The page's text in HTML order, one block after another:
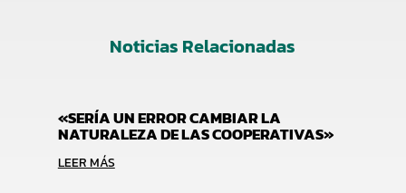
Noticias Relacionadas
«SERÍA UN ERROR CAMBIAR LA
NATURALEZA DE LAS COOPERATIVAS»
LEER MÁS